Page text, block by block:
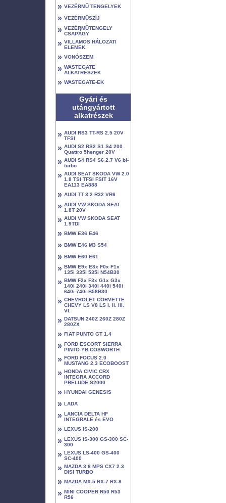
» VEZÉRMŰ TENGELYEK
» VEZÉRMŰSZÍJ
» VEZÉRMŰTENGELY
CSAPÁGY
» VILLAMOS HÁLOZATI
ELEMEK
» VONÓSZEM
» WASTEGATE
ALKATRÉSZEK
» WASTEGATE-EK
Gyári és
utángyártott
alkatrészek
» AUDI RS3 TT-RS 2.5 20V
TFSI
» AUDI S2 RS2 S1 S4 200
Quattro 5henger 20V
» AUDI S4 RS4 S6 2.7 V6 bi-
turbo
» AUDI SEAT SKODA VW 2.0
1.8 TSI TFSI FSIT 16V
EA113 EA888
» AUDI TT 3.2 R32 VR6
» AUDI VW SKODA SEAT
1.8T 20V
» AUDI VW SKODA SEAT
1.9TDI
» BMW E36 E46
» BMW E46 M3 S54
» BMW E60 E61
» BMW E9x E8x F0x F1x
135i 335i 535i N54B30
» BMW F2x F3x G1x G3x
140i 240i 340i 440i 540i
640i 740i B58B30
» CHEVROLET CORVETTE
CHEVY LS V8 LS I. II. III.
VI.
» DATSUN 240Z 260Z 280Z
280ZX
» FIAT PUNTO GT 1.4
» FORD ESCORT SIERRA
PINTO YB COSWORTH
» FORD FOCUS 2.0
MUSTANG 2.3 ECOBOOST
» HONDA CIVIC CRX
INTEGRA ACCORD
PRELUDE S2000
» HYUNDAI GENESIS
» LADA
» LANCIA DELTA HF
INTEGRALE és EVO
» LEXUS IS-200
» LEXUS IS-300 GS-300 SC-
300
» LEXUS LS-400 GS-400
SC-400
» MAZDA 3 6 MPS CX7 2.3
DISI TURBO
» MAZDA MX-5 RX-7 RX-8
» MINI COOPER R50 R53
R56